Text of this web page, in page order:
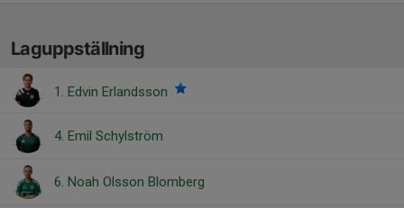
Laguppställning
1. Edvin Erlandsson
4. Emil Schylström
6. Noah Olsson Blomberg